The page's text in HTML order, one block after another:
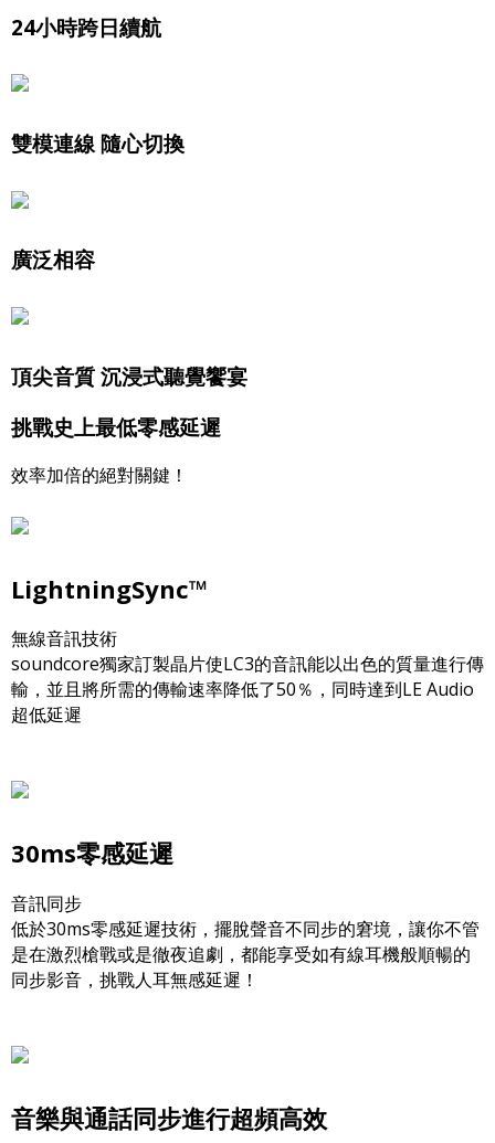
24小時跨日續航
雙模連線 隨心切換
廣泛相容
頂尖音質 沉浸式聽覺饗宴
挑戰史上最低零感延遲
效率加倍的絕對關鍵！
LightningSync️™
無線音訊技術
soundcore獨家訂製晶片使LC3的音訊能以出色的質量進行傳
輸，並且將所需的傳輸速率降低了50％，同時達到LE Audio
超低延遲
30ms零感延遲
音訊同步
低於30ms零感延遲技術，擺脫聲音不同步的窘境，讓你不管
是在激烈槍戰或是徹夜追劇，都能享受如有線耳機般順暢的
同步影音，挑戰人耳無感延遲！
音樂與通話同步進行超頻高效